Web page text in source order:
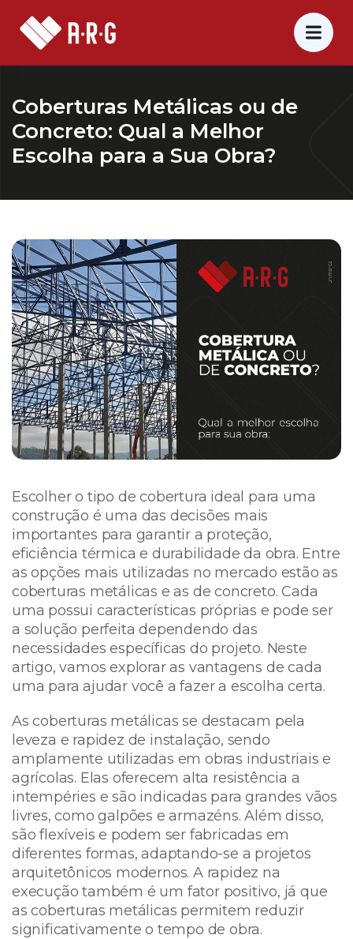
Coberturas Metálicas ou de
Concreto: Qual a Melhor
Escolha para a Sua Obra?
Escolher o tipo de cobertura ideal para uma
construção é uma das decisões mais
importantes para garantir a proteção,
eficiência térmica e durabilidade da obra. Entre
as opções mais utilizadas no mercado estão as
coberturas metálicas e as de concreto. Cada
uma possui características próprias e pode ser
a solução perfeita dependendo das
necessidades específicas do projeto. Neste
artigo, vamos explorar as vantagens de cada
uma para ajudar você a fazer a escolha certa.
As coberturas metálicas se destacam pela
leveza e rapidez de instalação, sendo
amplamente utilizadas em obras industriais e
agrícolas. Elas oferecem alta resistência a
intempéries e são indicadas para grandes vãos
livres, como galpões e armazéns. Além disso,
são flexíveis e podem ser fabricadas em
diferentes formas, adaptando-se a projetos
arquitetônicos modernos. A rapidez na
execução também é um fator positivo, já que
as coberturas metálicas permitem reduzir
significativamente o tempo de obra.